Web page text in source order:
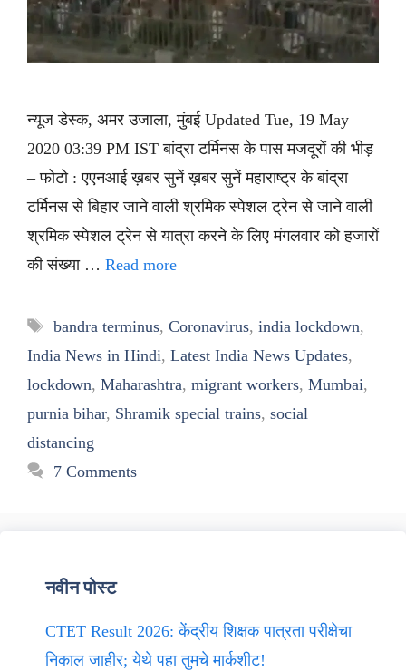
न्यूज डेस्क, अमर उजाला, मुंबई Updated Tue, 19 May
2020 03:39 PM IST बांद्रा टर्मिनस के पास मजदूरों की भीड़
– फोटो : एएनआई ख़बर सुनें ख़बर सुनें महाराष्ट्र के बांद्रा
टर्मिनस से बिहार जाने वाली श्रमिक स्पेशल ट्रेन से जाने वाली
श्रमिक स्पेशल ट्रेन से यात्रा करने के लिए मंगलवार को हजारों
की संख्या … Read more
Tags
bandra terminus, Coronavirus, india lockdown,
India News in Hindi, Latest India News Updates,
lockdown, Maharashtra, migrant workers, Mumbai,
purnia bihar, Shramik special trains, social
distancing
7 Comments
नवीन पोस्ट
CTET Result 2026: केंद्रीय शिक्षक पात्रता परीक्षेचा
निकाल जाहीर; येथे पहा तुमचे मार्कशीट!